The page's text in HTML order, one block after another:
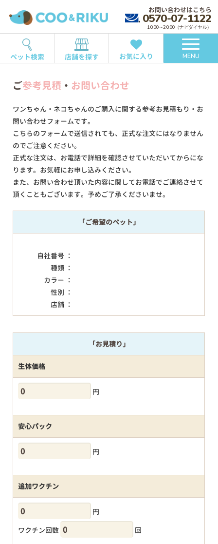
お問い合わせはこちら
0570-07-1122
10:00～20:00（ナビダイヤル）
ペット検索 店舗を探す お気に入り MENU
ご参考見積 ・ お問い合わせ
ワンちゃん・ネコちゃんのご購入に関する参考お見積もり・お
問い合わせフォームです。
こちらのフォームで送信されても、正式な注文にはなりません
のでご注意ください。
正式な注文は、お電話で詳細を確認させていただいてからにな
ります。お気軽にお申し込みください。
また、お問い合わせ頂いた内容に関してお電話でご連絡させて
頂くこともございます。予めご了承くださいませ。
「ご希望のペット」
自社番号 ：
種類 ：
カラー ：
性別 ：
店舗 ：
「お見積り」
生体価格
円
安心パック
円
追加ワクチン
円
ワクチン回数
回